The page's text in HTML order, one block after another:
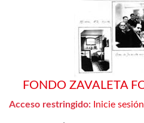
FONDO ZAVALETA
Acceso restringido: Inicie sesión